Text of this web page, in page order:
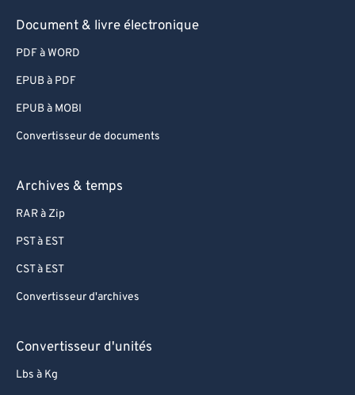
Document & livre électronique
PDF à WORD
EPUB à PDF
EPUB à MOBI
Convertisseur de documents
Archives & temps
RAR à Zip
PST à EST
CST à EST
Convertisseur d'archives
Convertisseur d'unités
Lbs à Kg